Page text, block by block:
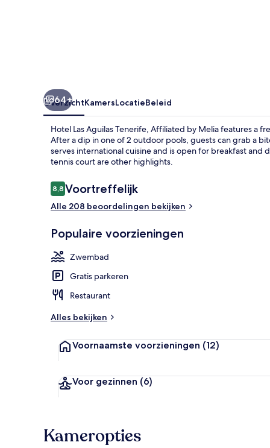
64+
OverzichtKamersLocatieBeleid
Hotel Las Aguilas Tenerife, Affiliated by Melia features a
After a dip in one of 2 outdoor pools, guests can grab a
serves international cuisine and is open for breakfast
tennis court are other highlights.
Beoordelingen
8,88,8 op 10 –
Voortreffelijk
Alle 208 beoordelingen bekijken
Populaire voorzieningen
Zwembad
Gratis parkeren
Restaurant
Alles bekijken
Voornaamste voorzieningen (12)
Voor gezinnen (6)
Kameropties